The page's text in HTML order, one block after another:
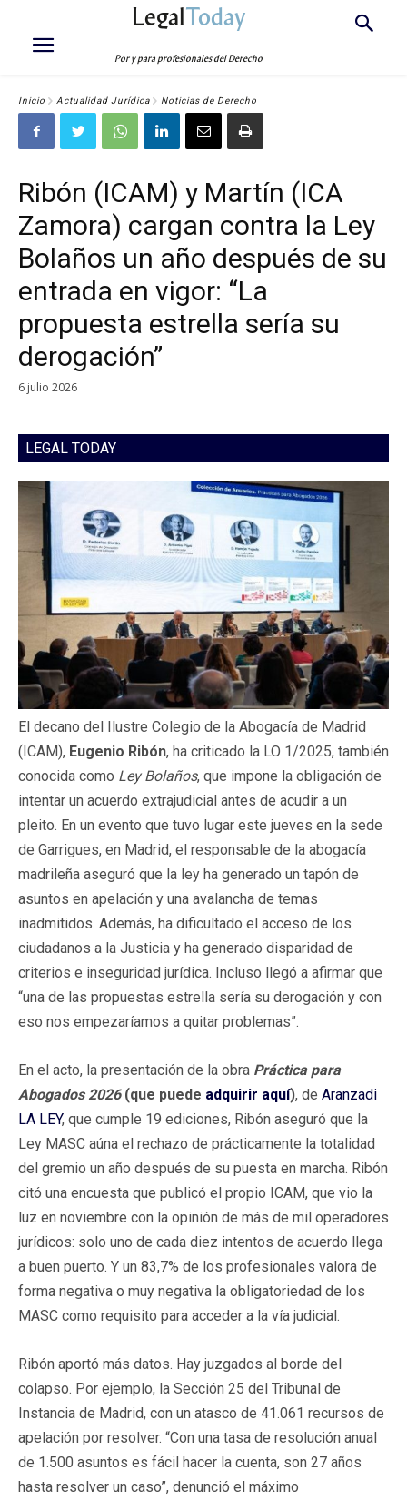
LegalToday
Por y para profesionales del Derecho
Inicio Actualidad Jurídica Noticias de Derecho
Ribón (ICAM) y Martín (ICA
Zamora) cargan contra la Ley
Bolaños un año después de su
entrada en vigor: “La
propuesta estrella sería su
derogación”
6 julio 2026
LEGAL TODAY
El decano del Ilustre Colegio de la Abogacía de Madrid
(ICAM), Eugenio Ribón, ha criticado la LO 1/2025, también
conocida como Ley Bolaños, que impone la obligación de
intentar un acuerdo extrajudicial antes de acudir a un
pleito. En un evento que tuvo lugar este jueves en la sede
de Garrigues, en Madrid, el responsable de la abogacía
madrileña aseguró que la ley ha generado un tapón de
asuntos en apelación y una avalancha de temas
inadmitidos. Además, ha dificultado el acceso de los
ciudadanos a la Justicia y ha generado disparidad de
criterios e inseguridad jurídica. Incluso llegó a afirmar que
“una de las propuestas estrella sería su derogación y con
eso nos empezaríamos a quitar problemas”.
En el acto, la presentación de la obra Práctica para
Abogados 2026 (que puede adquirir aquí), de Aranzadi
LA LEY, que cumple 19 ediciones, Ribón aseguró que la
Ley MASC aúna el rechazo de prácticamente la totalidad
del gremio un año después de su puesta en marcha. Ribón
citó una encuesta que publicó el propio ICAM, que vio la
luz en noviembre con la opinión de más de mil operadores
jurídicos: solo uno de cada diez intentos de acuerdo llega
a buen puerto. Y un 83,7% de los profesionales valora de
forma negativa o muy negativa la obligatoriedad de los
MASC como requisito para acceder a la vía judicial.
Ribón aportó más datos. Hay juzgados al borde del
colapso. Por ejemplo, la Sección 25 del Tribunal de
Instancia de Madrid, con un atasco de 41.061 recursos de
apelación por resolver. “Con una tasa de resolución anual
de 1.500 asuntos es fácil hacer la cuenta, son 27 años
hasta resolver un caso”, denunció el máximo